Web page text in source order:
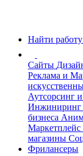
Найти работу
Сайты
Реклама и
Аутсорсинг
Инжиниринг
бизнеса
магазины
Фрилансеры